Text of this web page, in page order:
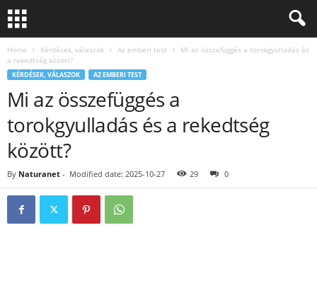
Home Kérdések, válaszok Az emberi test
Mi az összefüggés a torokgyulladás és
a rekedtség között?
KÉRDÉSEK, VÁLASZOK AZ EMBERI TEST
Mi az összefüggés a
torokgyulladás és a rekedtség
között?
By Naturanet - Modified date: 2025-10-27 29 0